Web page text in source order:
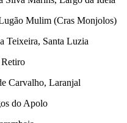
Mulim (Cras Monjolos)
Teixeira, Santa Luzia
Carvalho, Laranjal
do Apolo